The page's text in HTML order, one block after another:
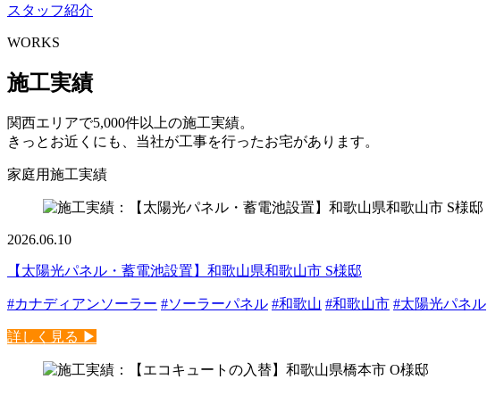
スタッフ紹介
WORKS
施工実績
関西エリアで5,000件以上の施工実績。
きっとお近くにも、当社が工事を行ったお宅があります。
家庭用施工実績
2026.06.10
【太陽光パネル・蓄電池設置】和歌山県和歌山市 S様邸
#カナディアンソーラー #ソーラーパネル #和歌山 #和歌山市 #太陽光パネル
詳しく見る